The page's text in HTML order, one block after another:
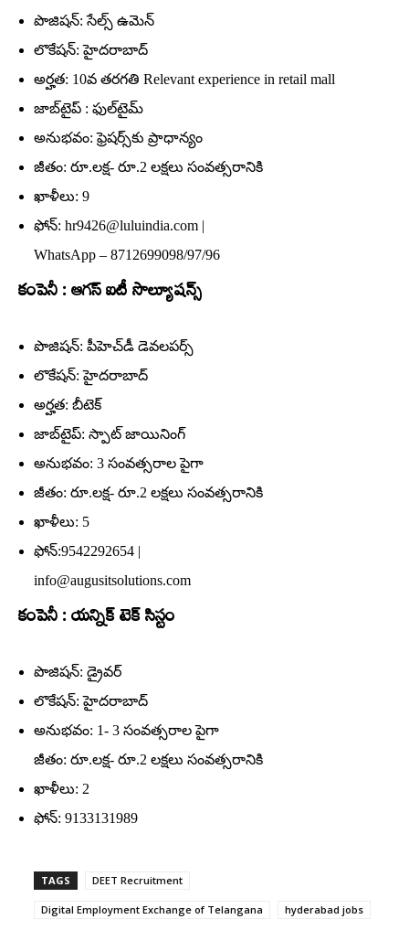
పొజిషన్‌: సేల్స్‌ ఉమెన్‌
లొకేషన్‌: హైదరాబాద్‌
అర్హత: 10వ తరగతి Relevant experience in retail mall
జాబ్‌టైప్‌ : ఫుల్‌టైమ్‌
అనుభవం: ఫ్రెషర్స్‌కు ప్రాధాన్యం
జీతం: రూ.లక్ష- రూ.2 లక్షలు సంవత్సరానికి
ఖాళీలు: 9
ఫోన్‌: hr9426@luluindia.com |
WhatsApp – 8712699098/97/96
కంపెనీ : ఆగస్‌ ఐటీ సొల్యూషన్స్‌
పొజిషన్‌: పీహెచ్‌డీ డెవలపర్స్‌
లొకేషన్‌: హైదరాబాద్‌
అర్హత: బీటెక్‌
జాబ్‌టైప్‌: స్పాట్‌ జాయినింగ్‌
అనుభవం: 3 సంవత్సరాల పైగా
జీతం: రూ.లక్ష- రూ.2 లక్షలు సంవత్సరానికి
ఖాళీలు: 5
ఫోన్‌:9542292654 |
info@augusitsolutions.com
కంపెనీ : యన్నిక్‌ టెక్‌ సిస్టం
పొజిషన్‌: డ్రైవర్‌
లొకేషన్‌: హైదరాబాద్‌
అనుభవం: 1- 3 సంవత్సరాల పైగా
జీతం: రూ.లక్ష- రూ.2 లక్షలు సంవత్సరానికి
ఖాళీలు: 2
ఫోన్‌: 9133131989
TAGS DEET Recruitment
Digital Employment Exchange of Telangana hyderabad jobs